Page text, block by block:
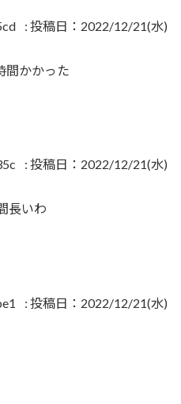
: 投稿日：2022/12/21(水)
間かかった
: 投稿日：2022/12/21(水)
長いわ
: 投稿日：2022/12/21(水)